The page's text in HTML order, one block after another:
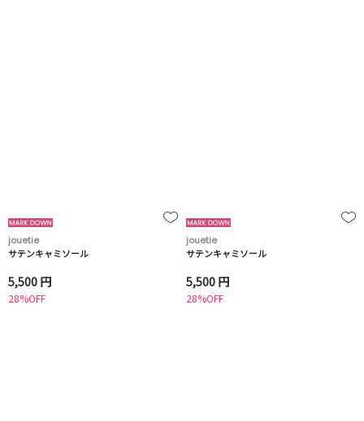
jouetie
サテンキャミソール
5,500 円
28%OFF
jouetie
サテンキャミソール
5,500 円
28%OFF